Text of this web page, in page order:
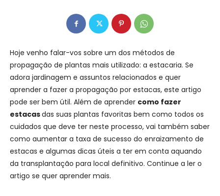
Hoje venho falar-vos sobre um dos métodos de
propagação de plantas mais utilizado: a estacaria. Se
adora jardinagem e assuntos relacionados e quer
aprender a fazer a propagação por estacas, este artigo
pode ser bem útil. Além de aprender como fazer
estacasdas suas plantas favoritas bem como todos os
cuidados que deve ter neste processo, vai também saber
como aumentar a taxa de sucesso do enraizamento de
estacas e algumas dicas úteis a ter em conta aquando
da transplantação para local definitivo. Continue a ler o
artigo se quer aprender mais.